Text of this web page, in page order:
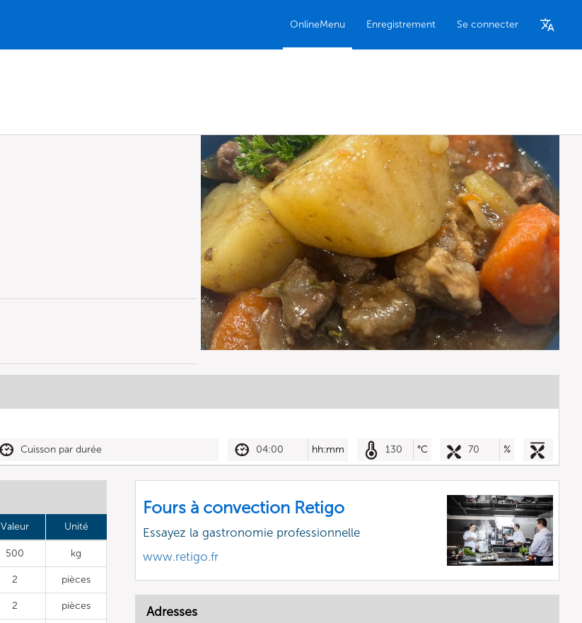
OnlineMenu Enregistrement Se connecter
Cuisson par durée 04:00 hh:mm 130 °C 70 %
Valeur Unité
500 kg
2 pièces
2 pièces
Fours à convection Retigo
Essayez la gastronomie professionnelle
www.retigo.fr
Adresses